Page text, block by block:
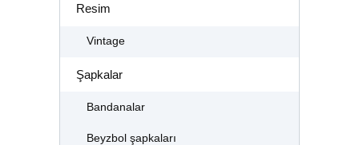
Resim
Vintage
Şapkalar
Bandanalar
Beyzbol şapkaları